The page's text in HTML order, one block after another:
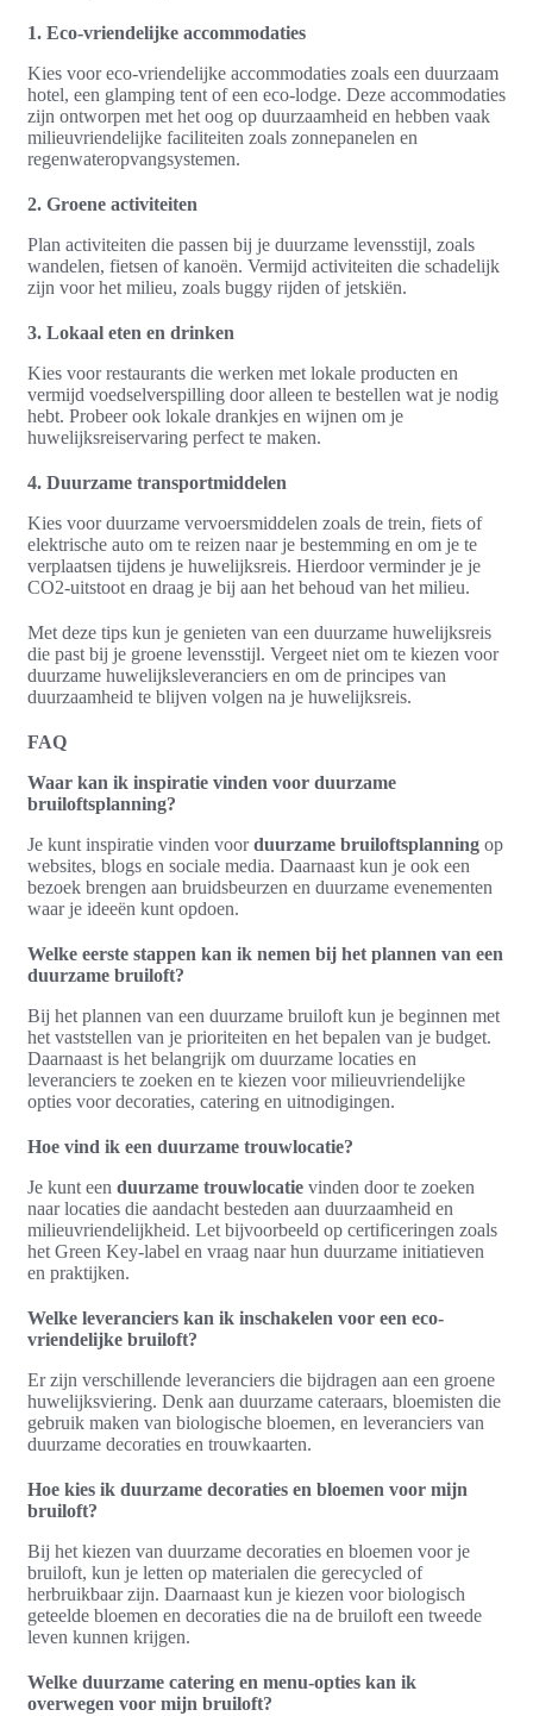
1. Eco-vriendelijke accommodaties
Kies voor eco-vriendelijke accommodaties zoals een duurzaam
hotel, een glamping tent of een eco-lodge. Deze accommodaties
zijn ontworpen met het oog op duurzaamheid en hebben vaak
milieuvriendelijke faciliteiten zoals zonnepanelen en
regenwateropvangsystemen.
2. Groene activiteiten
Plan activiteiten die passen bij je duurzame levensstijl, zoals
wandelen, fietsen of kanoën. Vermijd activiteiten die schadelijk
zijn voor het milieu, zoals buggy rijden of jetskiën.
3. Lokaal eten en drinken
Kies voor restaurants die werken met lokale producten en
vermijd voedselverspilling door alleen te bestellen wat je nodig
hebt. Probeer ook lokale drankjes en wijnen om je
huwelijksreiservaring perfect te maken.
4. Duurzame transportmiddelen
Kies voor duurzame vervoersmiddelen zoals de trein, fiets of
elektrische auto om te reizen naar je bestemming en om je te
verplaatsen tijdens je huwelijksreis. Hierdoor verminder je je
CO2-uitstoot en draag je bij aan het behoud van het milieu.
Met deze tips kun je genieten van een duurzame huwelijksreis
die past bij je groene levensstijl. Vergeet niet om te kiezen voor
duurzame huwelijksleveranciers en om de principes van
duurzaamheid te blijven volgen na je huwelijksreis.
FAQ
Waar kan ik inspiratie vinden voor duurzame
bruiloftsplanning?
Je kunt inspiratie vinden voorduurzame bruiloftsplanning op
websites, blogs en sociale media. Daarnaast kun je ook een
bezoek brengen aan bruidsbeurzen en duurzame evenementen
waar je ideeën kunt opdoen.
Welke eerste stappen kan ik nemen bij het plannen van een
duurzame bruiloft?
Bij het plannen van een duurzame bruiloft kun je beginnen met
het vaststellen van je prioriteiten en het bepalen van je budget.
Daarnaast is het belangrijk om duurzame locaties en
leveranciers te zoeken en te kiezen voor milieuvriendelijke
opties voor decoraties, catering en uitnodigingen.
Hoe vind ik een duurzame trouwlocatie?
Je kunt een duurzame trouwlocatie vinden door te zoeken
naar locaties die aandacht besteden aan duurzaamheid en
milieuvriendelijkheid. Let bijvoorbeeld op certificeringen zoals
het Green Key-label en vraag naar hun duurzame initiatieven
en praktijken.
Welke leveranciers kan ik inschakelen voor een eco-
vriendelijke bruiloft?
Er zijn verschillende leveranciers die bijdragen aan een groene
huwelijksviering. Denk aan duurzame cateraars, bloemisten die
gebruik maken van biologische bloemen, en leveranciers van
duurzame decoraties en trouwkaarten.
Hoe kies ik duurzame decoraties en bloemen voor mijn
bruiloft?
Bij het kiezen van duurzame decoraties en bloemen voor je
bruiloft, kun je letten op materialen die gerecycled of
herbruikbaar zijn. Daarnaast kun je kiezen voor biologisch
geteelde bloemen en decoraties die na de bruiloft een tweede
leven kunnen krijgen.
Welke duurzame catering en menu-opties kan ik
overwegen voor mijn bruiloft?